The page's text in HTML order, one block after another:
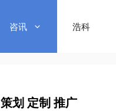
咨讯 浩科
策划 定制 推广